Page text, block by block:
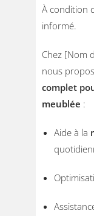
À condition
informé.
Chez [Nom
nous
complet
meublée :
Aide à la